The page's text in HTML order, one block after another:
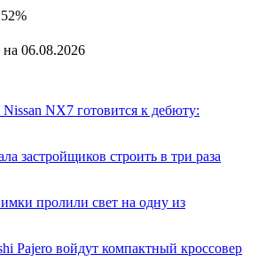
%
на 06.08.2026
NX7 готовится к дебюту:
застройщиков строить в три раза
пролили свет на одну из
Pajero войдут компактный кроссовер